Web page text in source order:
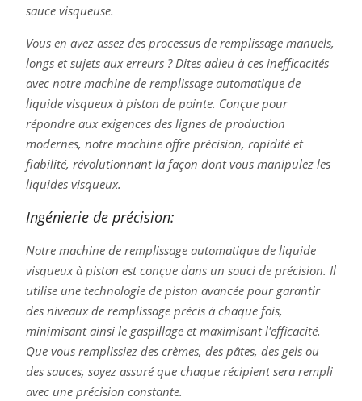
sauce visqueuse.
Vous en avez assez des processus de remplissage manuels,
longs et sujets aux erreurs ? Dites adieu à ces inefficacités
avec notre machine de remplissage automatique de
liquide visqueux à piston de pointe. Conçue pour
répondre aux exigences des lignes de production
modernes, notre machine offre précision, rapidité et
fiabilité, révolutionnant la façon dont vous manipulez les
liquides visqueux.
Ingénierie de précision:
Notre machine de remplissage automatique de liquide
visqueux à piston est conçue dans un souci de précision. Il
utilise une technologie de piston avancée pour garantir
des niveaux de remplissage précis à chaque fois,
minimisant ainsi le gaspillage et maximisant l'efficacité.
Que vous remplissiez des crèmes, des pâtes, des gels ou
des sauces, soyez assuré que chaque récipient sera rempli
avec une précision constante.